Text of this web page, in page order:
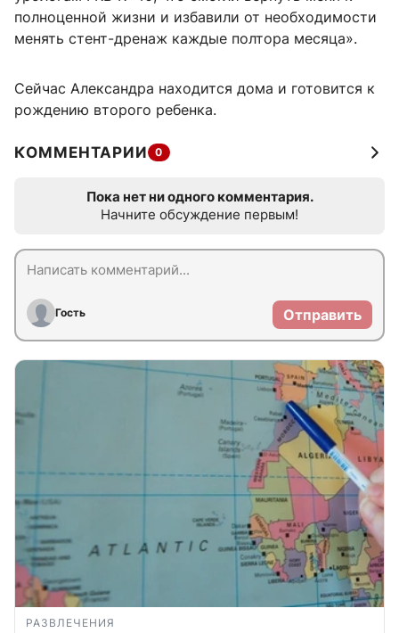
полноценной жизни и избавили от необходимости
менять стент-дренаж каждые полтора месяца».
Сейчас Александра находится дома и готовится к
рождению второго ребенка.
КОММЕНТАРИИ 0
Пока нет ни одного комментария.
Начните обсуждение первым!
Гость Отправить
РАЗВЛЕЧЕНИЯ